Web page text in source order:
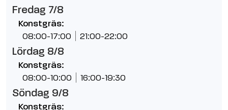
Fredag 7/8
Konstgräs:
08:00-17:00 21:00-22:00
Lördag 8/8
Konstgräs:
08:00-10:00 16:00-19:30
Söndag 9/8
Konstgräs: